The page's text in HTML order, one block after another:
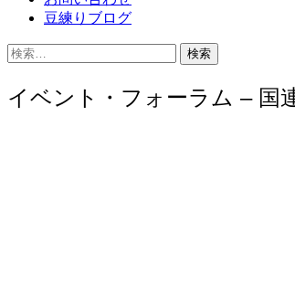
豆練りブログ
検
イベント・フォーラム – 国